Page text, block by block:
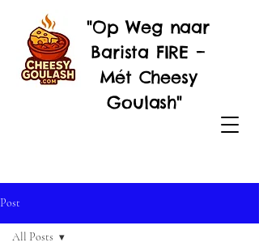
"Op Weg naar
Barista FIRE –
Mét Cheesy
Goulash"
Post
All Posts